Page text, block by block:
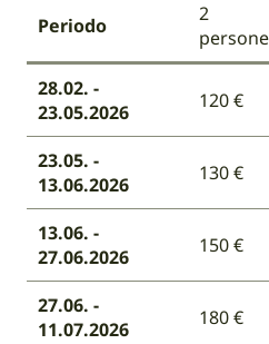
Periodo
2
persone
28.02. -
23.05.2026
120 €
23.05. -
13.06.2026
130 €
13.06. -
27.06.2026
150 €
27.06. -
11.07.2026
180 €